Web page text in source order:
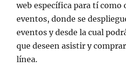
web específica para tí como
eventos, donde se
eventos y desde la cual
que deseen asistir y
línea.